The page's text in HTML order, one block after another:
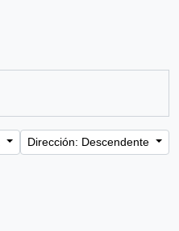
Dirección: Descendente